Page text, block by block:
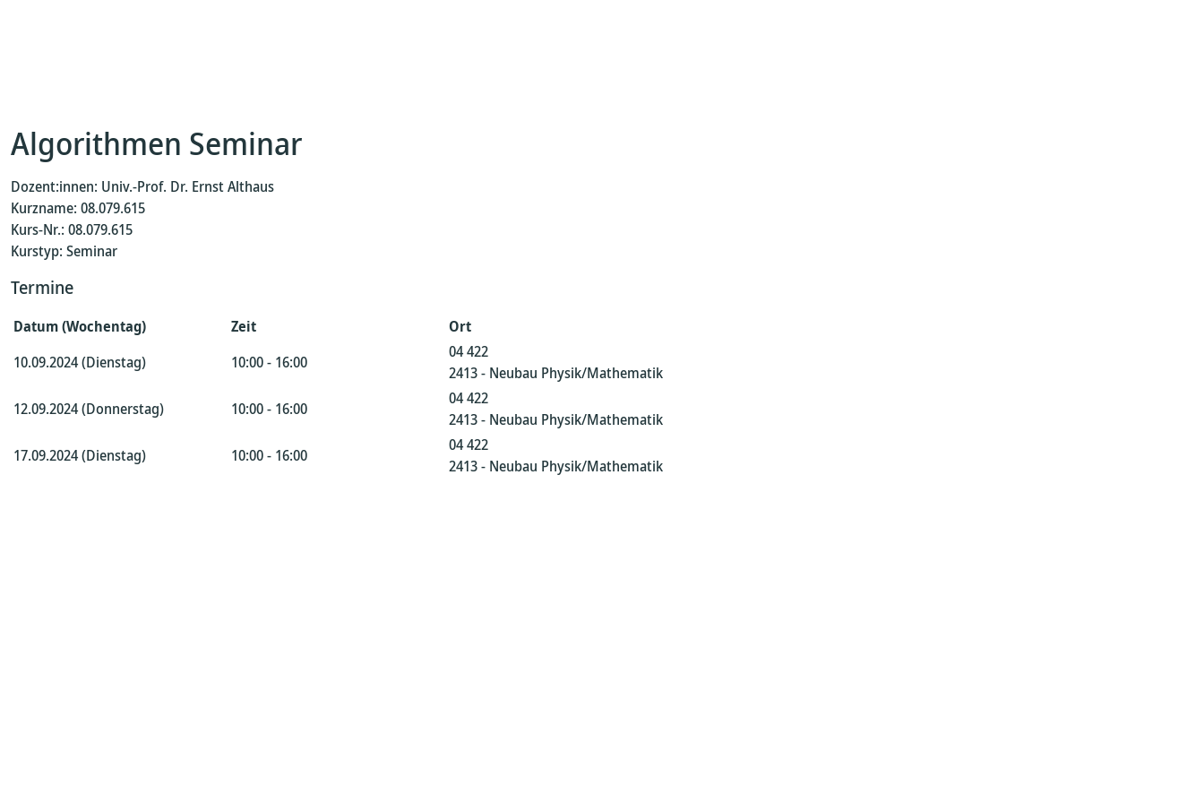
Algorithmen Seminar
Dozent:innen: Univ.-Prof. Dr. Ernst Althaus
Kurzname: 08.079.615
Kurs-Nr.: 08.079.615
Kurstyp: Seminar
Termine
Datum (Wochentag) Zeit
Ort
10.09.2024 (Dienstag)
10:00 - 16:00
04 422
2413 - Neubau Physik/Mathematik
12.09.2024 (Donnerstag)
10:00 - 16:00
04 422
2413 - Neubau Physik/Mathematik
17.09.2024 (Dienstag)
10:00 - 16:00
04 422
2413 - Neubau Physik/Mathematik